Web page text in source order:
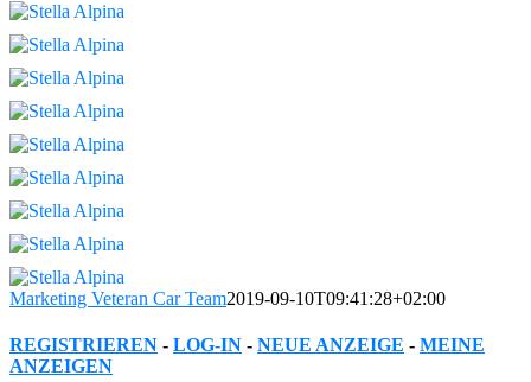
Marketing Veteran Car Team2019-09-10T09:41:28+02:00
REGISTRIEREN - LOG-IN - NEUE ANZEIGE - MEINE
ANZEIGEN